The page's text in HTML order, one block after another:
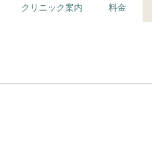
クリニック案内 料金